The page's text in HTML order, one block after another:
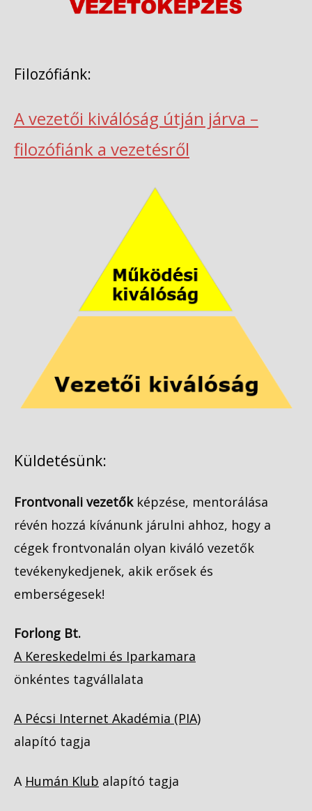
Filozófiánk:
A vezetői kiválóság útján járva –
filozófiánk a vezetésről
Küldetésünk:
Frontvonali vezetőkképzése, mentorálása
révén hozzá kívánunk járulni ahhoz, hogy a
cégek frontvonalán olyan kiváló vezetők
tevékenykedjenek, akik erősek és
emberségesek!
Forlong Bt.
A Kereskedelmi és Iparkamara
önkéntes tagvállalata
A Pécsi Internet Akadémia (PIA)
alapító tagja
A Humán Klub alapító tagja